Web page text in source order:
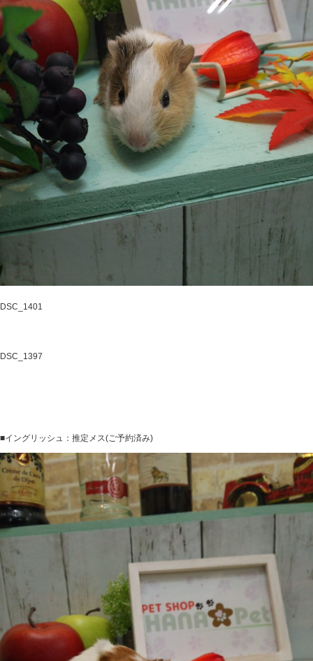
DSC_1401
DSC_1397
■イングリッシュ：推定メス(ご予約済み)